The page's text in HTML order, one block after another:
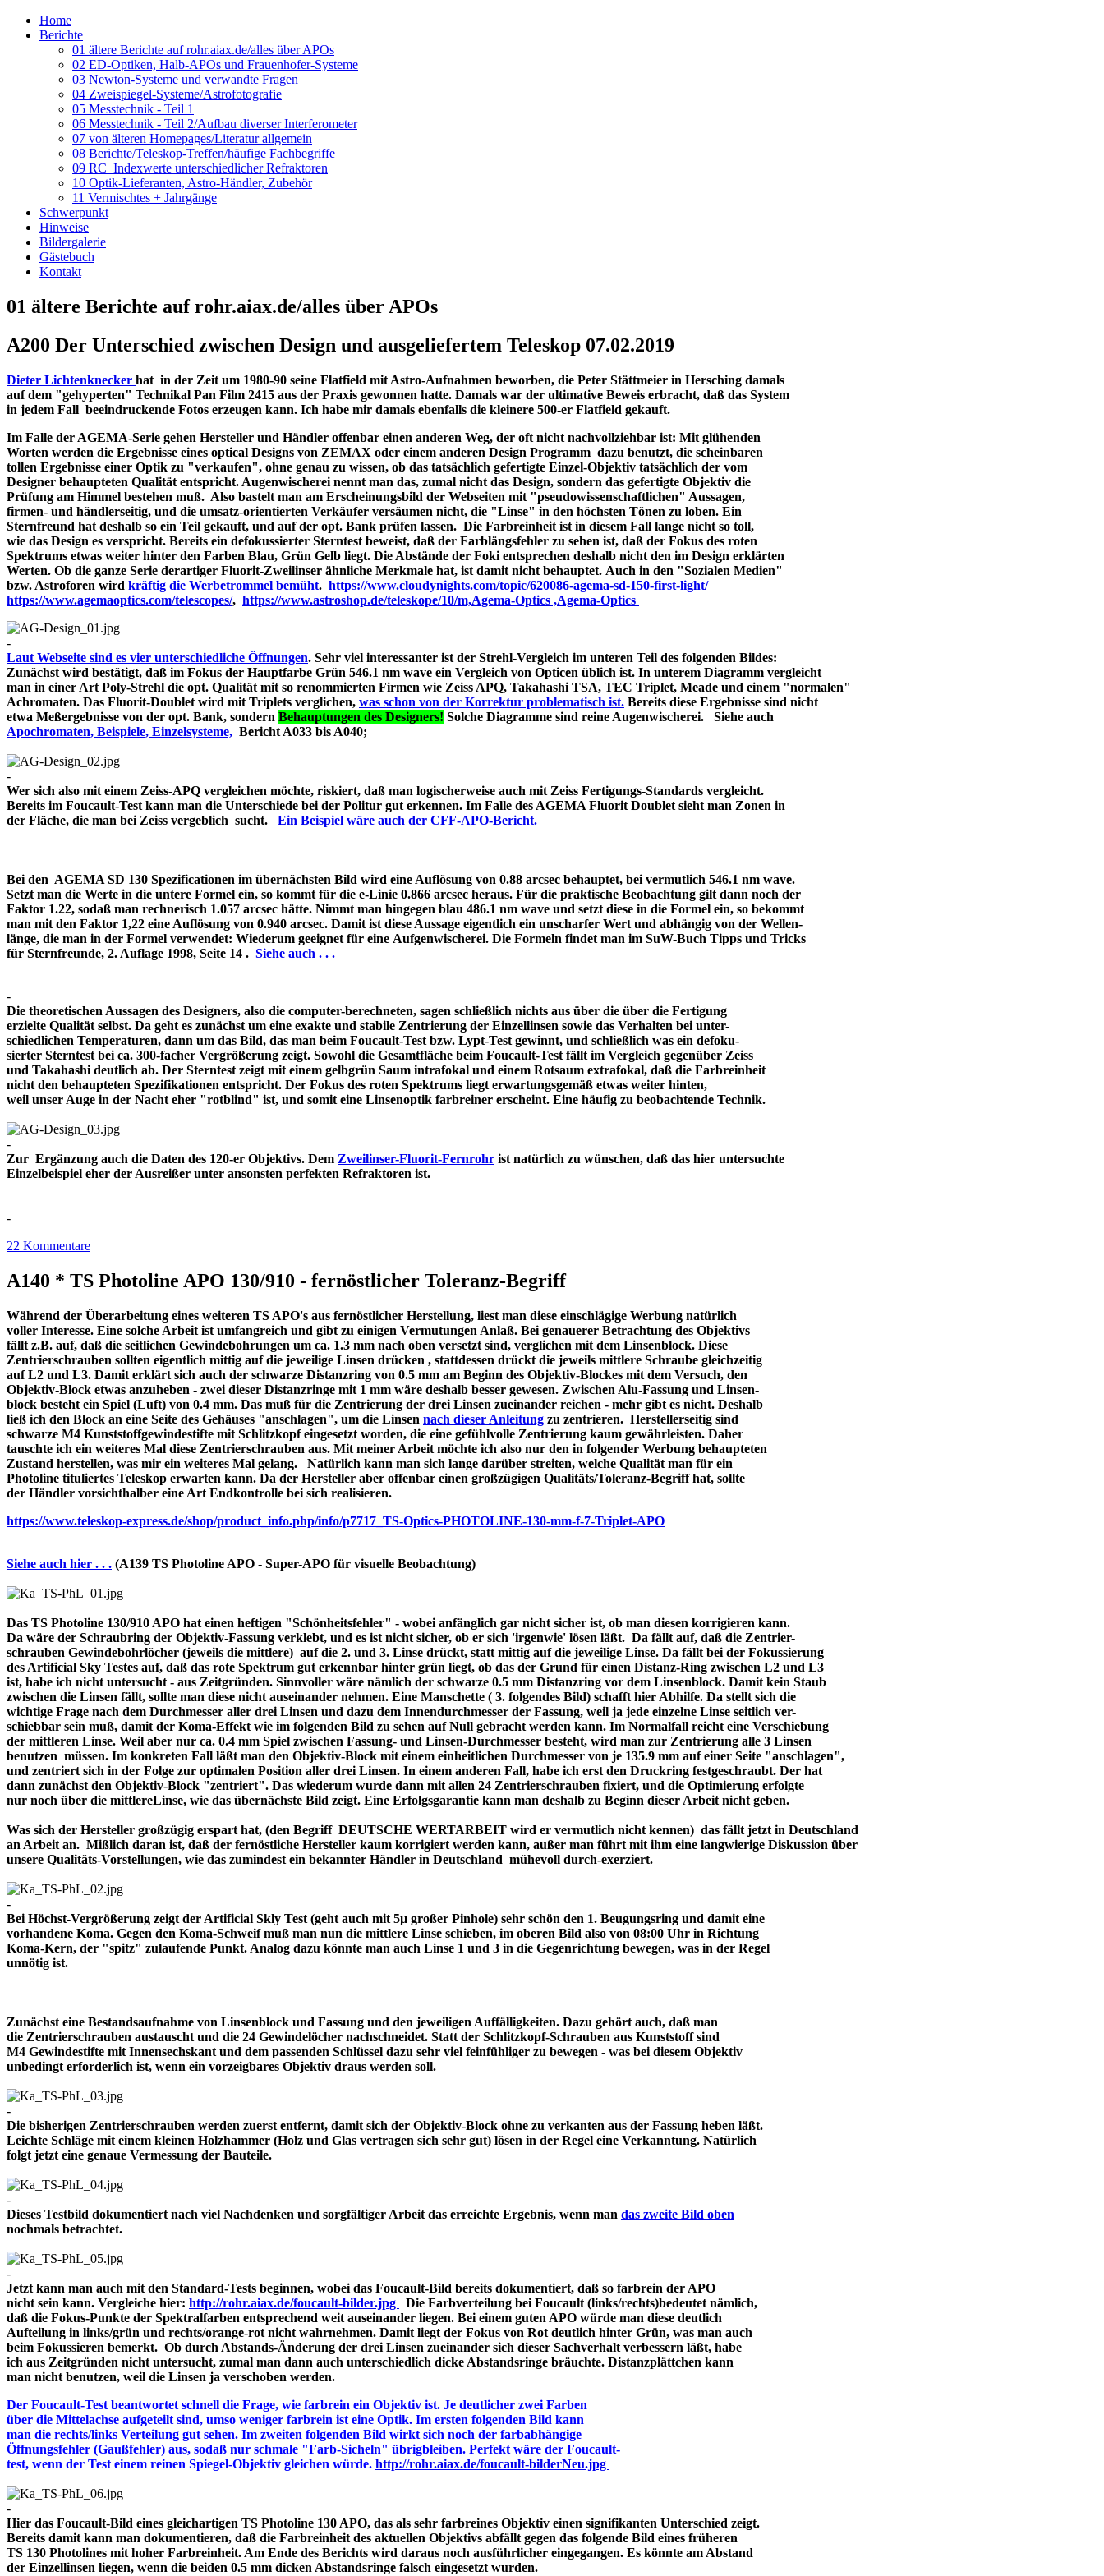
Home
Berichte
01 ältere Berichte auf rohr.aiax.de/alles über APOs
02 ED-Optiken, Halb-APOs und Frauenhofer-Systeme
03 Newton-Systeme und verwandte Fragen
04 Zweispiegel-Systeme/Astrofotografie
05 Messtechnik - Teil 1
06 Messtechnik - Teil 2/Aufbau diverser Interferometer
07 von älteren Homepages/Literatur allgemein
08 Berichte/Teleskop-Treffen/häufige Fachbegriffe
09 RC_Indexwerte unterschiedlicher Refraktoren
10 Optik-Lieferanten, Astro-Händler, Zubehör
11 Vermischtes + Jahrgänge
Schwerpunkt
Hinweise
Bildergalerie
Gästebuch
Kontakt
01 ältere Berichte auf rohr.aiax.de/alles über APOs
A200 Der Unterschied zwischen Design und ausgeliefertem Teleskop 07.02.2019
Dieter Lichtenknecker hat in der Zeit um 1980-90 seine Flatfield mit Astro-Aufnahmen beworben, die Peter Stättmeier in Hersching damals
auf dem "gehyperten" Technikal Pan Film 2415 aus der Praxis gewonnen hatte. Damals war der ultimative Beweis erbracht, daß das System
in jedem Fall beeindruckende Fotos erzeugen kann. Ich habe mir damals ebenfalls die kleinere 500-er Flatfield gekauft.
Im Falle der AGEMA-Serie gehen Hersteller und Händler offenbar einen anderen Weg, der oft nicht nachvollziehbar ist: Mit glühenden
Worten werden die Ergebnisse eines optical Designs von ZEMAX oder einem anderen Design Programm dazu benutzt, die scheinbaren
tollen Ergebnisse einer Optik zu "verkaufen", ohne genau zu wissen, ob das tatsächlich gefertigte Einzel-Objektiv tatsächlich der vom
Designer behaupteten Qualität entspricht. Augenwischerei nennt man das, zumal nicht das Design, sondern das gefertigte Objektiv die
Prüfung am Himmel bestehen muß. Also bastelt man am Erscheinungsbild der Webseiten mit "pseudowissenschaftlichen" Aussagen,
firmen- und händlerseitig, und die umsatz-orientierten Verkäufer versäumen nicht, die "Linse" in den höchsten Tönen zu loben. Ein
Sternfreund hat deshalb so ein Teil gekauft, und auf der opt. Bank prüfen lassen. Die Farbreinheit ist in diesem Fall lange nicht so toll,
wie das Design es verspricht. Bereits ein defokussierter Sterntest beweist, daß der Farblängsfehler zu sehen ist, daß der Fokus des roten
Spektrums etwas weiter hinter den Farben Blau, Grün Gelb liegt. Die Abstände der Foki entsprechen deshalb nicht den im Design erklärten
Werten. Ob die ganze Serie derartiger Fluorit-Zweilinser ähnliche Merkmale hat, ist damit nicht behauptet. Auch in den "Sozialen Medien"
bzw. Astroforen wird kräftig die Werbetrommel bemüht. https://www.cloudynights.com/topic/620086-agema-sd-150-first-light/
https://www.agemaoptics.com/telescopes/, https://www.astroshop.de/teleskope/10/m,Agema-Optics ,Agema-Optics
-
Laut Webseite sind es vier unterschiedliche Öffnungen. Sehr viel interessanter ist der Strehl-Vergleich im unteren Teil des folgenden Bildes:
Zunächst wird bestätigt, daß im Fokus der Hauptfarbe Grün 546.1 nm wave ein Vergleich von Opticen üblich ist. In unterem Diagramm vergleicht
man in einer Art Poly-Strehl die opt. Qualität mit so renommierten Firmen wie Zeiss APQ, Takahashi TSA, TEC Triplet, Meade und einem "normalen"
Achromaten. Das Fluorit-Doublet wird mit Triplets verglichen, was schon von der Korrektur problematisch ist. Bereits diese Ergebnisse sind nicht
etwa Meßergebnisse von der opt. Bank, sondern Behauptungen des Designers! Solche Diagramme sind reine Augenwischerei. Siehe auch
Apochromaten, Beispiele, Einzelsysteme, Bericht A033 bis A040;
-
Wer sich also mit einem Zeiss-APQ vergleichen möchte, riskiert, daß man logischerweise auch mit Zeiss Fertigungs-Standards vergleicht.
Bereits im Foucault-Test kann man die Unterschiede bei der Politur gut erkennen. Im Falle des AGEMA Fluorit Doublet sieht man Zonen in
der Fläche, die man bei Zeiss vergeblich sucht. Ein Beispiel wäre auch der CFF-APO-Bericht.
Bei den AGEMA SD 130 Spezificationen im übernächsten Bild wird eine Auflösung von 0.88 arcsec behauptet, bei vermutlich 546.1 nm wave.
Setzt man die Werte in die untere Formel ein, so kommt für die e-Linie 0.866 arcsec heraus. Für die praktische Beobachtung gilt dann noch der
Faktor 1.22, sodaß man rechnerisch 1.057 arcsec hätte. Nimmt man hingegen blau 486.1 nm wave und setzt diese in die Formel ein, so bekommt
man mit den Faktor 1,22 eine Auflösung von 0.940 arcsec. Damit ist diese Aussage eigentlich ein unscharfer Wert und abhängig von der Wellen-
länge, die man in der Formel verwendet: Wiederum geeignet für eine Aufgenwischerei. Die Formeln findet man im SuW-Buch Tipps und Tricks
für Sternfreunde, 2. Auflage 1998, Seite 14 . Siehe auch . . .
-
Die theoretischen Aussagen des Designers, also die computer-berechneten, sagen schließlich nichts aus über die über die Fertigung
erzielte Qualität selbst. Da geht es zunächst um eine exakte und stabile Zentrierung der Einzellinsen sowie das Verhalten bei unter-
schiedlichen Temperaturen, dann um das Bild, das man beim Foucault-Test bzw. Lypt-Test gewinnt, und schließlich was ein defoku-
sierter Sterntest bei ca. 300-facher Vergrößerung zeigt. Sowohl die Gesamtfläche beim Foucault-Test fällt im Vergleich gegenüber Zeiss
und Takahashi deutlich ab. Der Sterntest zeigt mit einem gelbgrün Saum intrafokal und einem Rotsaum extrafokal, daß die Farbreinheit
nicht den behaupteten Spezifikationen entspricht. Der Fokus des roten Spektrums liegt erwartungsgemäß etwas weiter hinten,
weil unser Auge in der Nacht eher "rotblind" ist, und somit eine Linsenoptik farbreiner erscheint. Eine häufig zu beobachtende Technik.
-
Zur Ergänzung auch die Daten des 120-er Objektivs. Dem Zweilinser-Fluorit-Fernrohr ist natürlich zu wünschen, daß das hier untersuchte
Einzelbeispiel eher der Ausreißer unter ansonsten perfekten Refraktoren ist.
-
22 Kommentare
A140 * TS Photoline APO 130/910 - fernöstlicher Toleranz-Begriff
Während der Überarbeitung eines weiteren TS APO's aus fernöstlicher Herstellung, liest man diese einschlägige Werbung natürlich
voller Interesse. Eine solche Arbeit ist umfangreich und gibt zu einigen Vermutungen Anlaß. Bei genauerer Betrachtung des Objektivs
fällt z.B. auf, daß die seitlichen Gewindebohrungen um ca. 1.3 mm nach oben versetzt sind, verglichen mit dem Linsenblock. Diese
Zentrierschrauben sollten eigentlich mittig auf die jeweilige Linsen drücken , stattdessen drückt die jeweils mittlere Schraube gleichzeitig
auf L2 und L3. Damit erklärt sich auch der schwarze Distanzring von 0.5 mm am Beginn des Objektiv-Blockes mit dem Versuch, den
Objektiv-Block etwas anzuheben - zwei dieser Distanzringe mit 1 mm wäre deshalb besser gewesen. Zwischen Alu-Fassung und Linsen-
block besteht ein Spiel (Luft) von 0.4 mm. Das muß für die Zentrierung der drei Linsen zueinander reichen - mehr gibt es nicht. Deshalb
ließ ich den Block an eine Seite des Gehäuses "anschlagen", um die Linsen nach dieser Anleitung zu zentrieren. Herstellerseitig sind
schwarze M4 Kunststoffgewindestifte mit Schlitzkopf eingesetzt worden, die eine gefühlvolle Zentrierung kaum gewährleisten. Daher
tauschte ich ein weiteres Mal diese Zentrierschrauben aus. Mit meiner Arbeit möchte ich also nur den in folgender Werbung behaupteten
Zustand herstellen, was mir ein weiteres Mal gelang. Natürlich kann man sich lange darüber streiten, welche Qualität man für ein
Photoline tituliertes Teleskop erwarten kann. Da der Hersteller aber offenbar einen großzügigen Qualitäts/Toleranz-Begriff hat, sollte
der Händler vorsichthalber eine Art Endkontrolle bei sich realisieren.
https://www.teleskop-express.de/shop/product_info.php/info/p7717_TS-Optics-PHOTOLINE-130-mm-f-7-Triplet-APO
Siehe auch hier . . . (A139 TS Photoline APO - Super-APO für visuelle Beobachtung)
Das TS Photoline 130/910 APO hat einen heftigen "Schönheitsfehler" - wobei anfänglich gar nicht sicher ist, ob man diesen korrigieren kann.
Da wäre der Schraubring der Objektiv-Fassung verklebt, und es ist nicht sicher, ob er sich 'irgenwie' lösen läßt. Da fällt auf, daß die Zentrier-
schrauben Gewindebohrlöcher (jeweils die mittlere) auf die 2. und 3. Linse drückt, statt mittig auf die jeweilige Linse. Da fällt bei der Fokussierung
des Artificial Sky Testes auf, daß das rote Spektrum gut erkennbar hinter grün liegt, ob das der Grund für einen Distanz-Ring zwischen L2 und L3
ist, habe ich nicht untersucht - aus Zeitgründen. Sinnvoller wäre nämlich der schwarze 0.5 mm Distanzring vor dem Linsenblock. Damit kein Staub
zwischen die Linsen fällt, sollte man diese nicht auseinander nehmen. Eine Manschette ( 3. folgendes Bild) schafft hier Abhilfe. Da stellt sich die
wichtige Frage nach dem Durchmesser aller drei Linsen und dazu dem Innendurchmesser der Fassung, weil ja jede einzelne Linse seitlich ver-
schiebbar sein muß, damit der Koma-Effekt wie im folgenden Bild zu sehen auf Null gebracht werden kann. Im Normalfall reicht eine Verschiebung
der mittleren Linse. Weil aber nur ca. 0.4 mm Spiel zwischen Fassung- und Linsen-Durchmesser besteht, wird man zur Zentrierung alle 3 Linsen
benutzen müssen. Im konkreten Fall läßt man den Objektiv-Block mit einem einheitlichen Durchmesser von je 135.9 mm auf einer Seite "anschlagen",
und zentriert sich in der Folge zur optimalen Position aller drei Linsen. In einem anderen Fall, habe ich erst den Druckring festgeschraubt. Der hat
dann zunächst den Objektiv-Block "zentriert". Das wiederum wurde dann mit allen 24 Zentrierschrauben fixiert, und die Optimierung erfolgte
nur noch über die mittlereLinse, wie das übernächste Bild zeigt. Eine Erfolgsgarantie kann man deshalb zu Beginn dieser Arbeit nicht geben.
Was sich der Hersteller großzügig erspart hat, (den Begriff DEUTSCHE WERTARBEIT wird er vermutlich nicht kennen) das fällt jetzt in Deutschland
an Arbeit an. Mißlich daran ist, daß der fernöstliche Hersteller kaum korrigiert werden kann, außer man führt mit ihm eine langwierige Diskussion über
unsere Qualitäts-Vorstellungen, wie das zumindest ein bekannter Händler in Deutschland mühevoll durch-exerziert.
-
Bei Höchst-Vergrößerung zeigt der Artificial Skly Test (geht auch mit 5µ großer Pinhole) sehr schön den 1. Beugungsring und damit eine
vorhandene Koma. Gegen den Koma-Schweif muß man nun die mittlere Linse schieben, im oberen Bild also von 08:00 Uhr in Richtung
Koma-Kern, der "spitz" zulaufende Punkt. Analog dazu könnte man auch Linse 1 und 3 in die Gegenrichtung bewegen, was in der Regel
unnötig ist.
Zunächst eine Bestandsaufnahme von Linsenblock und Fassung und den jeweiligen Auffälligkeiten. Dazu gehört auch, daß man
die Zentrierschrauben austauscht und die 24 Gewindelöcher nachschneidet. Statt der Schlitzkopf-Schrauben aus Kunststoff sind
M4 Gewindestifte mit Innensechskant und dem passenden Schlüssel dazu sehr viel feinfühliger zu bewegen - was bei diesem Objektiv
unbedingt erforderlich ist, wenn ein vorzeigbares Objektiv draus werden soll.
-
Die bisherigen Zentrierschrauben werden zuerst entfernt, damit sich der Objektiv-Block ohne zu verkanten aus der Fassung heben läßt.
Leichte Schläge mit einem kleinen Holzhammer (Holz und Glas vertragen sich sehr gut) lösen in der Regel eine Verkanntung. Natürlich
folgt jetzt eine genaue Vermessung der Bauteile.
-
Dieses Testbild dokumentiert nach viel Nachdenken und sorgfältiger Arbeit das erreichte Ergebnis, wenn man das zweite Bild oben
nochmals betrachtet.
-
Jetzt kann man auch mit den Standard-Tests beginnen, wobei das Foucault-Bild bereits dokumentiert, daß so farbrein der APO
nicht sein kann. Vergleiche hier: http://rohr.aiax.de/foucault-bilder.jpg
Die Farbverteilung bei Foucault (links/rechts)bedeutet nämlich,
daß die Fokus-Punkte der Spektralfarben entsprechend weit auseinander liegen. Bei einem guten APO würde man diese deutlich
Aufteilung in links/grün und rechts/orange-rot nicht wahrnehmen. Damit liegt der Fokus von Rot deutlich hinter Grün, was man auch
beim Fokussieren bemerkt. Ob durch Abstands-Änderung der drei Linsen zueinander sich dieser Sachverhalt verbessern läßt, habe
ich aus Zeitgründen nicht untersucht, zumal man dann auch unterschiedlich dicke Abstandsringe bräuchte. Distanzplättchen kann
man nicht benutzen, weil die Linsen ja verschoben werden.
Der Foucault-Test beantwortet schnell die Frage, wie farbrein ein Objektiv ist. Je deutlicher zwei Farben
über die Mittelachse aufgeteilt sind, umso weniger farbrein ist eine Optik. Im ersten folgenden Bild kann
man die rechts/links Verteilung gut sehen. Im zweiten folgenden Bild wirkt sich noch der farbabhängige
Öffnungsfehler (Gaußfehler) aus, sodaß nur schmale "Farb-Sicheln" übrigbleiben. Perfekt wäre der Foucault-
test, wenn der Test einem reinen Spiegel-Objektiv gleichen würde. http://rohr.aiax.de/foucault-bilderNeu.jpg
-
Hier das Foucault-Bild eines gleichartigen TS Photoline 130 APO, das als sehr farbreines Objektiv einen signifikanten Unterschied zeigt.
Bereits damit kann man dokumentieren, daß die Farbreinheit des aktuellen Objektivs abfällt gegen das folgende Bild eines früheren
TS 130 Photolines mit hoher Farbreinheit. Am Ende des Berichts wird daraus noch ausführlicher eingegangen. Es könnte am Abstand
der Einzellinsen liegen, wenn die beiden 0.5 mm dicken Abstandsringe falsch eingesetzt wurden.